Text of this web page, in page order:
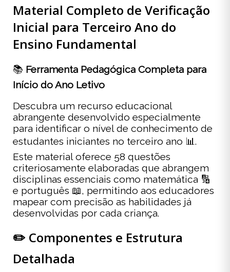
Material Completo de Verificação
Inicial para Terceiro Ano do
Ensino Fundamental
📚 Ferramenta Pedagógica Completa para
Início do Ano Letivo
Descubra um recurso educacional
abrangente desenvolvido especialmente
para identificar o nível de conhecimento de
estudantes iniciantes no terceiro ano 📊.
Este material oferece 58 questões
criteriosamente elaboradas que abrangem
disciplinas essenciais como matemática 🔢
e português 📖, permitindo aos educadores
mapear com precisão as habilidades já
desenvolvidas por cada criança.
✏️ Componentes e Estrutura
Detalhada